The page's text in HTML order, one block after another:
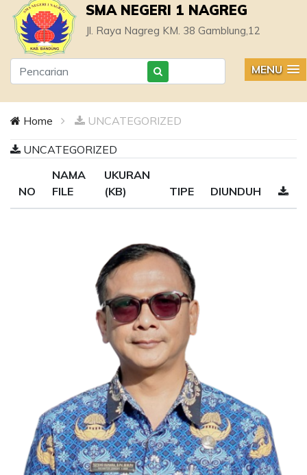
SMA NEGERI 1 NAGREG
Jl. Raya Nagreg KM. 38 Gamblung,12
MENU
Home UNCATEGORIZED
UNCATEGORIZED
NO
NAMA
FILE
UKURAN
(KB)
TIPE DIUNDUH